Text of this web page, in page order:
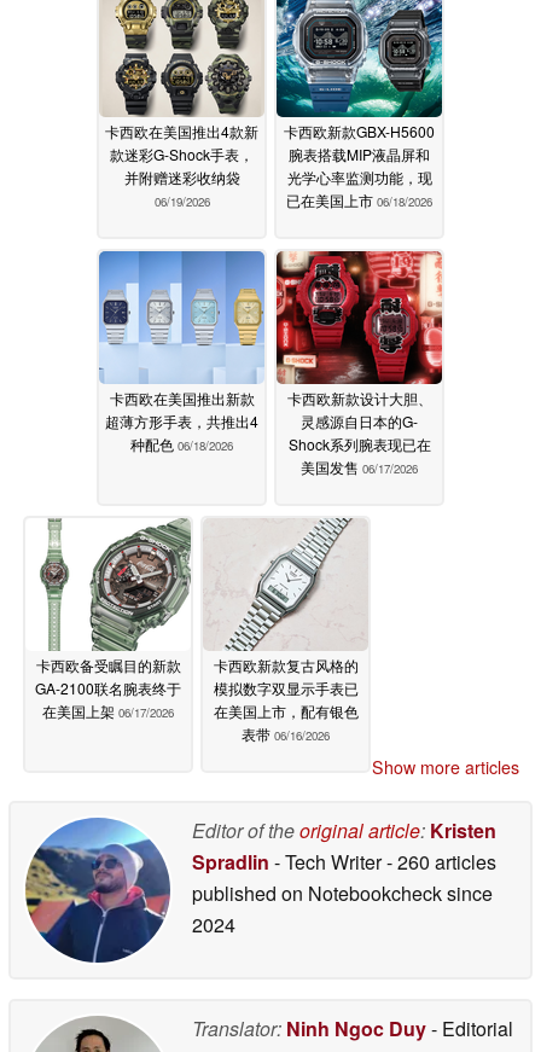
卡西欧在美国推出4款新
款迷彩G-Shock手表，
并附赠迷彩收纳袋
06/19/2026
卡西欧新款GBX-H5600
腕表搭载MIP液晶屏和
光学心率监测功能，现
已在美国上市 06/18/2026
卡西欧在美国推出新款
超薄方形手表，共推出4
种配色 06/18/2026
卡西欧新款设计大胆、
灵感源自日本的G-
Shock系列腕表现已在
美国发售 06/17/2026
卡西欧备受瞩目的新款
GA-2100联名腕表终于
在美国上架 06/17/2026
卡西欧新款复古风格的
模拟数字双显示手表已
在美国上市，配有银色
表带 06/16/2026
Show more articles
Editor of theoriginal article: Kristen
Spradlin - Tech Writer- 260 articles
published on Notebookchecksince
2024
Translator: Ninh Ngoc Duy- Editorial